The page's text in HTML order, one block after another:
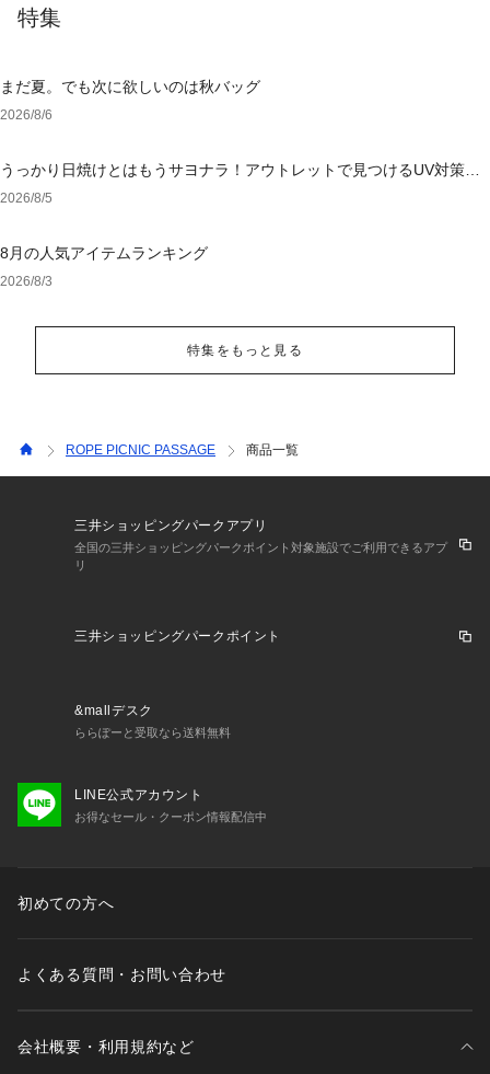
特集
まだ夏。でも次に欲しいのは秋バッグ
2026/8/6
うっかり日焼けとはもうサヨナラ！アウトレットで見つけるUV対策ウ
ェア
2026/8/5
8月の人気アイテムランキング
2026/8/3
特集をもっと見る
ROPE PICNIC PASSAGE 商品一覧
三井ショッピングパークアプリ
全国の三井ショッピングパークポイント対象施設でご利用できるアプ
リ
三井ショッピングパークポイント
&mallデスク
ららぽーと受取なら送料無料
LINE公式アカウント
お得なセール・クーポン情報配信中
初めての方へ
よくある質問・お問い合わせ
会社概要・利用規約など